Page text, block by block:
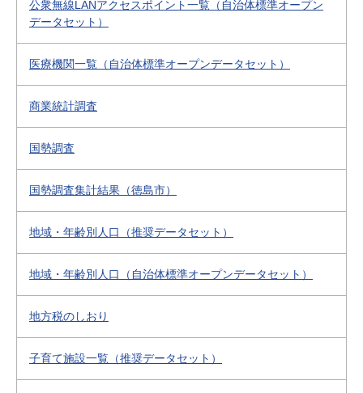
公衆無線LANアクセスポイント一覧（自治体標準オープン
データセット）
医療機関一覧（自治体標準オープンデータセット）
商業統計調査
国勢調査
国勢調査集計結果（徳島市）
地域・年齢別人口（推奨データセット）
地域・年齢別人口（自治体標準オープンデータセット）
地方税のしおり
子育て施設一覧（推奨データセット）